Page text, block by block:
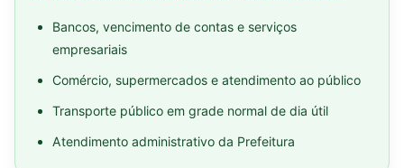
Bancos, vencimento de contas e serviços
empresariais
Comércio, supermercados e atendimento ao público
Transporte público em grade normal de dia útil
Atendimento administrativo da Prefeitura